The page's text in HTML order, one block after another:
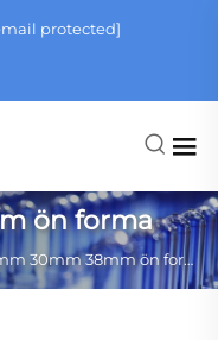
protected]
ön forma
30mm 38mm ön forma